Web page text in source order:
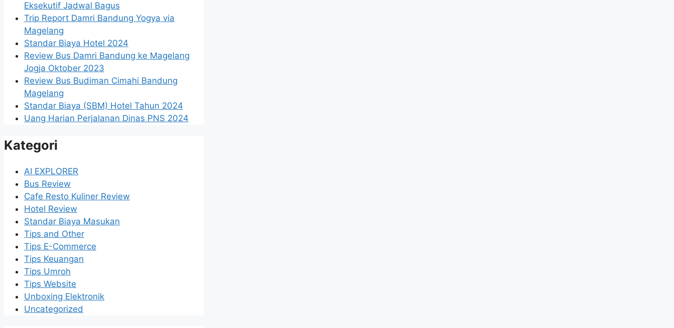
Eksekutif Jadwal Bagus
Trip Report Damri Bandung Yogya via
Magelang
Standar Biaya Hotel 2024
Review Bus Damri Bandung ke Magelang
Jogja Oktober 2023
Review Bus Budiman Cimahi Bandung
Magelang
Standar Biaya (SBM) Hotel Tahun 2024
Uang Harian Perjalanan Dinas PNS 2024
Kategori
AI EXPLORER
Bus Review
Cafe Resto Kuliner Review
Hotel Review
Standar Biaya Masukan
Tips and Other
Tips E-Commerce
Tips Keuangan
Tips Umroh
Tips Website
Unboxing Elektronik
Uncategorized